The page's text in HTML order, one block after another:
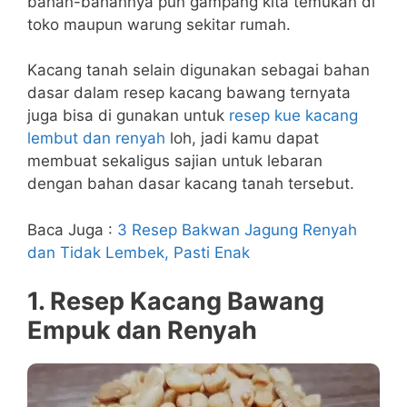
toko maupun warung sekitar rumah.
Kacang tanah selain digunakan sebagai bahan
dasar dalam resep kacang bawang ternyata
juga bisa di gunakan untuk resep kue kacang
lembut dan renyah loh, jadi kamu dapat
membuat sekaligus sajian untuk lebaran
dengan bahan dasar kacang tanah tersebut.
Baca Juga : 3 Resep Bakwan Jagung Renyah
dan Tidak Lembek, Pasti Enak
1. Resep Kacang Bawang
Empuk dan Renyah